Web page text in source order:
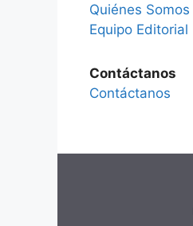
Quiénes Somos
Equipo Editorial
Contáctanos
Contáctanos